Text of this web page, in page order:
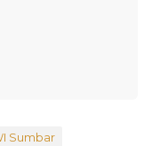
Sumbar